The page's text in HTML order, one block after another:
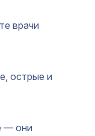
врачи
острые и
— они